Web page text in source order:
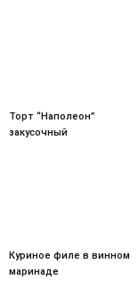
Торт “Наполеон”
закусочный
Куриное филе в винном
маринаде